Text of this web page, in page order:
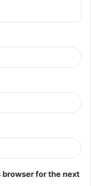
for the next